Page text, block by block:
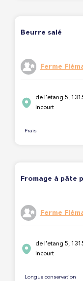
Beurre salé
Ferme
de l'etang 5,
Incourt
Frais
Fromage à pâte
Ferme
de l'etang 5,
Incourt
Longue conservation